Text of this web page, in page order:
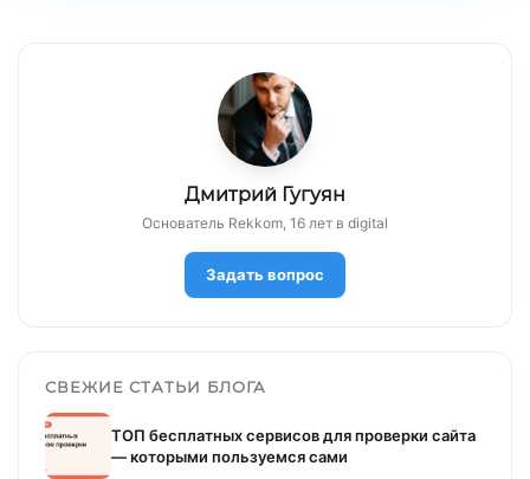
Дмитрий Гугуян
Основатель Rekkom, 16 лет в digital
Задать вопрос
СВЕЖИЕ СТАТЬИ БЛОГА
ТОП бесплатных сервисов для проверки сайта
— которыми пользуемся сами